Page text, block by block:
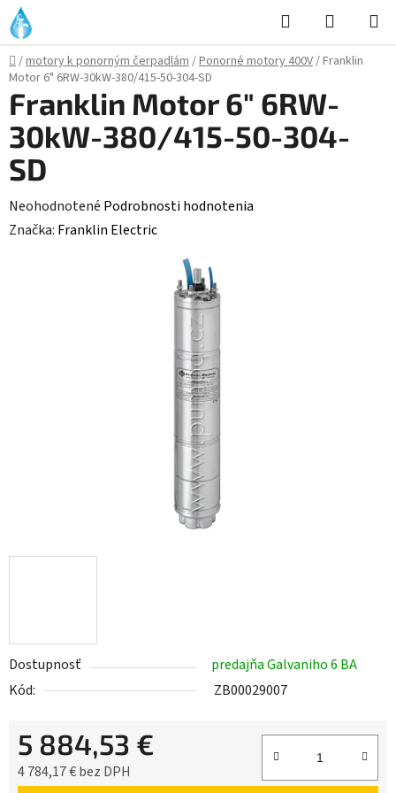
Prejsť
na
obsah
Hľadať
KOŠÍK
Domov
/motory k ponorným čerpadlám/Ponorné motory 400V/Franklin
Motor 6" 6RW-30kW-380/415-50-304-SD
Dostupnosť
predajňa Galvaniho 6 BA
Kód:
ZB00029007
5 884,53 €
4 784,17 € bez DPH
Franklin Motor 6" 6RW-
30kW-380/415-50-304-
SD
Priemerné
hodnotenie
Neohodnotené Podrobnosti hodnotenia
Značka: Franklin Electric